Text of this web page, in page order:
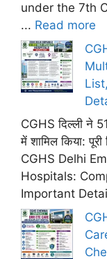
under the 7th
... Read more
CGHS दिल्ली ने
में शामिल किया:
CGHS Delhi
Hospitals:
Important